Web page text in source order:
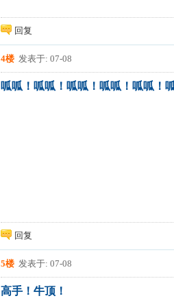
回复
4楼 发表于: 07-08
呱呱！呱呱！呱呱！呱呱！呱呱！
回复
5楼 发表于: 07-08
高手！牛顶！